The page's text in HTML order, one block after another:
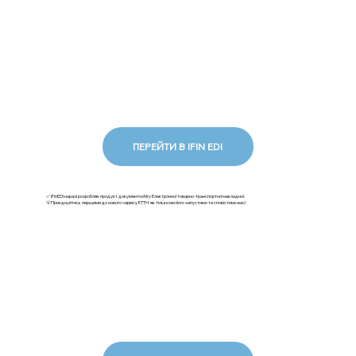
ПЕРЕЙТИ В IFIN EDI
✅ iFinEDI наразі розробляє продукт документообігу Електронної товарно-транспортної накладної.
💡Приєднуйтесь першими до нового сервісу ЕТТН: як тільки ми його запустимо та сповістимо вас!